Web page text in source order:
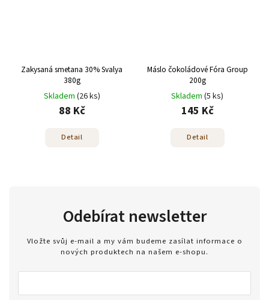
Zakysaná smetana 30% Svalya
380g
Skladem (26 ks)
88 Kč
Detail
Máslo čokoládové Fóra Group
200g
Skladem (5 ks)
145 Kč
Detail
Odebírat newsletter
Vložte svůj e-mail a my vám budeme zasílat informace o
nových produktech na našem e-shopu.